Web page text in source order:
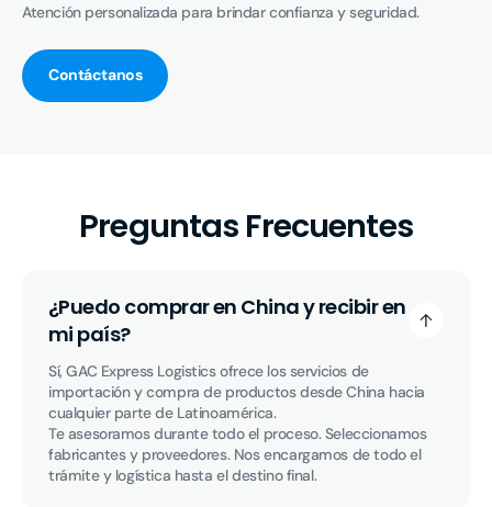
Atención personalizada para brindar confianza y seguridad.
Contáctanos
Preguntas Frecuentes
¿Puedo comprar en China y recibir en
mi país?
Sí, GAC Express Logistics ofrece los servicios de
importación y compra de productos desde China hacia
cualquier parte de Latinoamérica.
Te asesoramos durante todo el proceso. Seleccionamos
fabricantes y proveedores. Nos encargamos de todo el
trámite y logística hasta el destino final.